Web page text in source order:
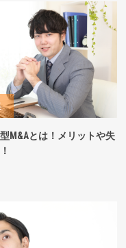
M&Aとは！メリットや失